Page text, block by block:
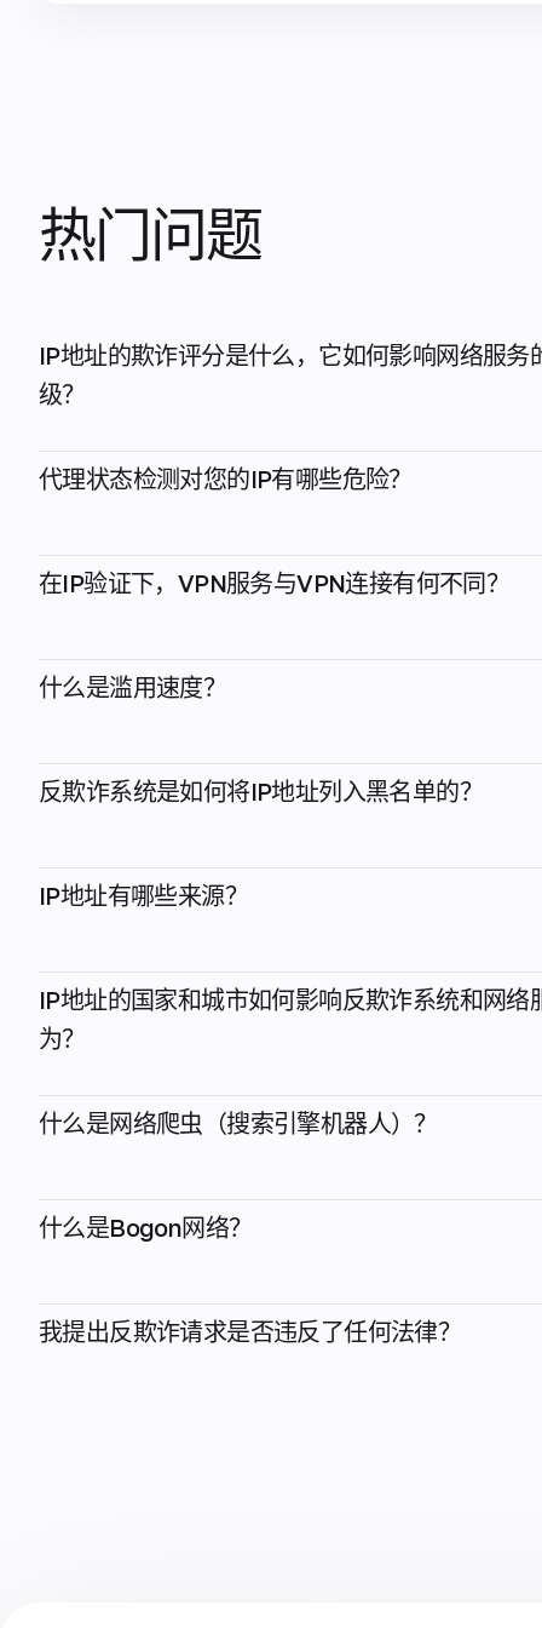
热门问题
IP地址的欺诈评分是什么，它如何影响网络服务
级？
代理状态检测对您的IP有哪些危险？
在IP验证下，VPN服务与VPN连接有何不同？
什么是滥用速度？
反欺诈系统是如何将IP地址列入黑名单的？
IP地址有哪些来源？
IP地址的国家和城市如何影响反欺诈系统和网络
为？
什么是网络爬虫（搜索引擎机器人）？
什么是Bogon网络？
我提出反欺诈请求是否违反了任何法律？